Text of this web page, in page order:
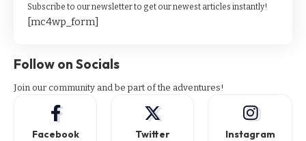
Subscribe to our newsletter to get our newest articles instantly!
[mc4wp_form]
Follow on Socials
Join our community and be part of the adventures!
Facebook Twitter Instagram